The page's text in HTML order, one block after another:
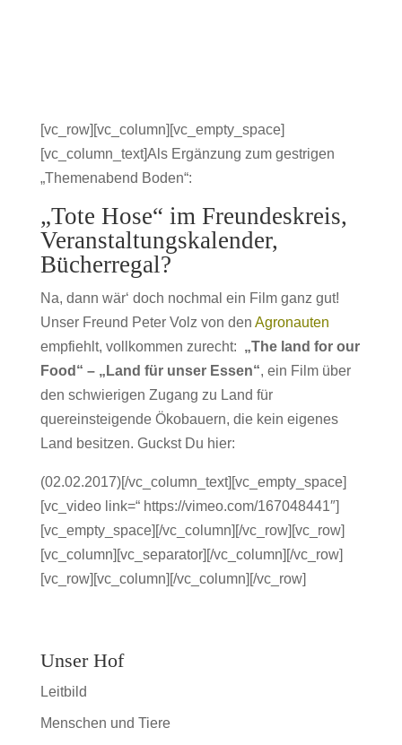
[vc_row][vc_column][vc_empty_space]
[vc_column_text]Als Ergänzung zum gestrigen
„Themenabend Boden“:
„Tote Hose“ im Freundeskreis,
Veranstaltungskalender,
Bücherregal?
Na, dann wär‘ doch nochmal ein Film ganz gut!
Unser Freund Peter Volz von den Agronauten
empfiehlt, vollkommen zurecht: „The land for our
Food“ – „Land für unser Essen“, ein Film über
den schwierigen Zugang zu Land für
quereinsteigende Ökobauern, die kein eigenes
Land besitzen. Guckst Du hier:
(02.02.2017)[/vc_column_text][vc_empty_space]
[vc_video link=“ https://vimeo.com/167048441″]
[vc_empty_space][/vc_column][/vc_row][vc_row]
[vc_column][vc_separator][/vc_column][/vc_row]
[vc_row][vc_column][/vc_column][/vc_row]
Unser Hof
Leitbild
Menschen und Tiere